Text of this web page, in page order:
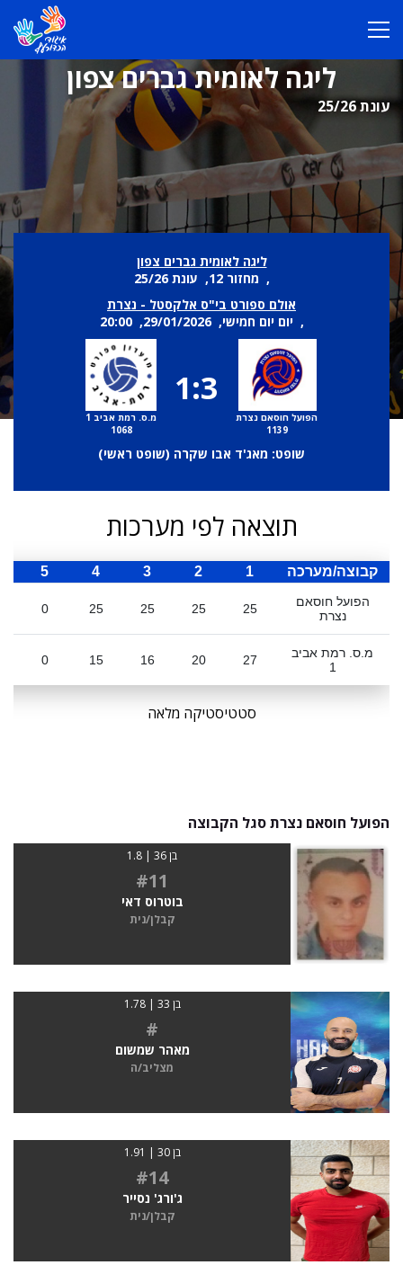
ליגה לאומית גברים צפון
עונת 25/26
ליגה לאומית גברים צפון
, מחזור 12, עונת 25/26
אולם ספורט בי"ס אלקסטל - נצרת
, יום יום חמישי, 29/01/2026, 20:00
הפועל חוסאם נצרת
1139
1:3
מ.ס. רמת אביב 1
1068
שופט: מאג'ד אבו שקרה (שופט ראשי)
תוצאה לפי מערכות
קבוצה/מערכה 1
2
3
4
5
הפועל חוסאם
נצרת
25
25
25
25
0
מ.ס. רמת אביב
1
27
20
16
15
0
סטטיסטיקה מלאה
הפועל חוסאם נצרת סגל הקבוצה
בן 36 | 1.8
#11
בוטרוס דאי
קבלן/נית
בן 33 | 1.78
#
מאהר שמשום
מצליב/ה
בן 30 | 1.91
#14
ג'ורג' נסייר
קבלן/נית